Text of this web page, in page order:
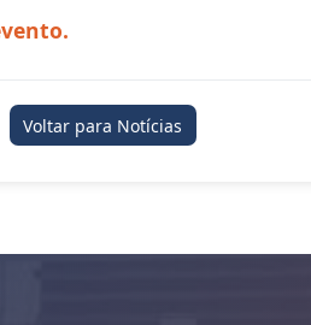
Voltar para Notícias